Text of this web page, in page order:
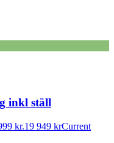
inkl ställ
kr.19 949 krCurrent